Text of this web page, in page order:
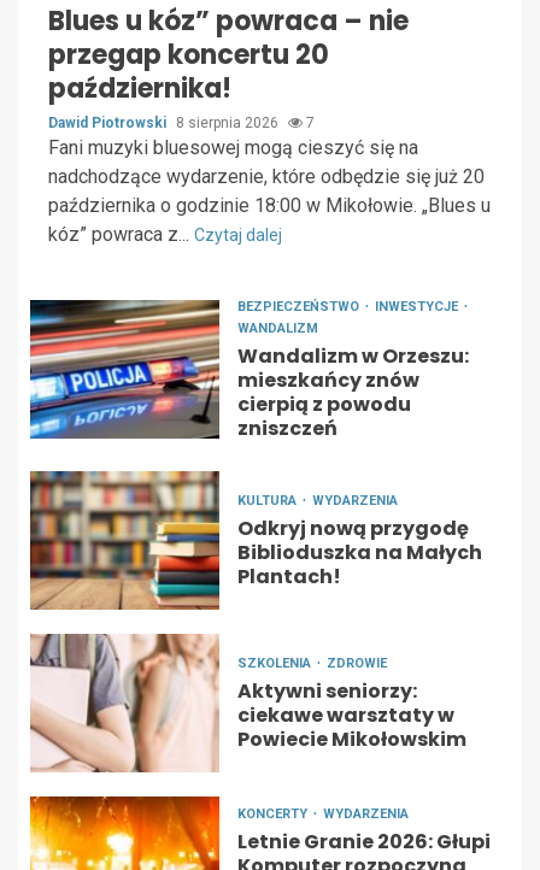
Blues u kóz” powraca – nie
przegap koncertu 20
października!
Dawid Piotrowski 8 sierpnia 2026 7
Fani muzyki bluesowej mogą cieszyć się na
nadchodzące wydarzenie, które odbędzie się już 20
października o godzinie 18:00 w Mikołowie. „Blues u
kóz” powraca z... Czytaj dalej
BEZPIECZEŃSTWO
INWESTYCJE
WANDALIZM
Wandalizm w Orzeszu:
mieszkańcy znów
cierpią z powodu
zniszczeń
KULTURA WYDARZENIA
Odkryj nową przygodę
Biblioduszka na Małych
Plantach!
SZKOLENIA ZDROWIE
Aktywni seniorzy:
ciekawe warsztaty w
Powiecie Mikołowskim
KONCERTY WYDARZENIA
Letnie Granie 2026: Głupi